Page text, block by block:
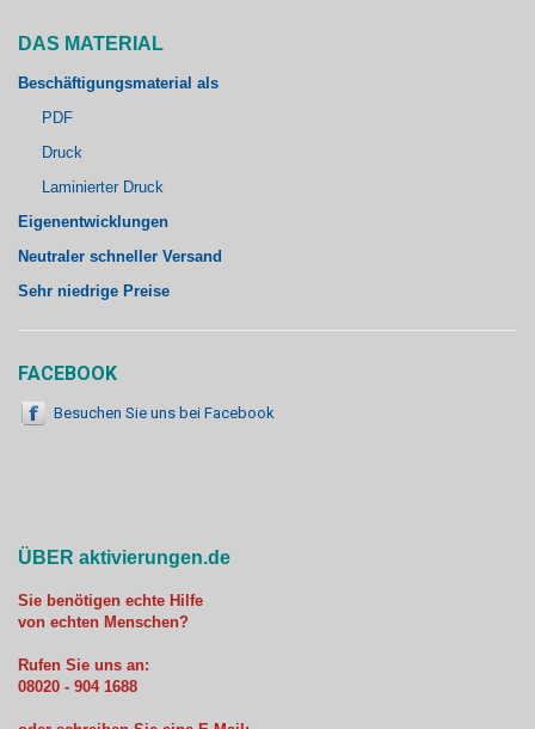
DAS MATERIAL
Beschäftigungsmaterial als
PDF
Druck
Laminierter Druck
Eigenentwicklungen
Neutraler schneller Versand
Sehr niedrige Preise
FACEBOOK
Besuchen Sie uns bei Facebook
ÜBER aktivierungen.de
Sie benötigen echte Hilfe
von echten Menschen?
Rufen Sie uns an:
08020 - 904 1688